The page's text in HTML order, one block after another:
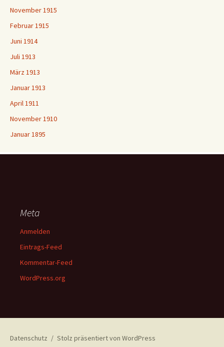
November 1915
Februar 1915
Juni 1914
Juli 1913
März 1913
Januar 1913
April 1911
November 1910
Januar 1895
Meta
Anmelden
Eintrags-Feed
Kommentar-Feed
WordPress.org
Datenschutz Stolz präsentiert von WordPress